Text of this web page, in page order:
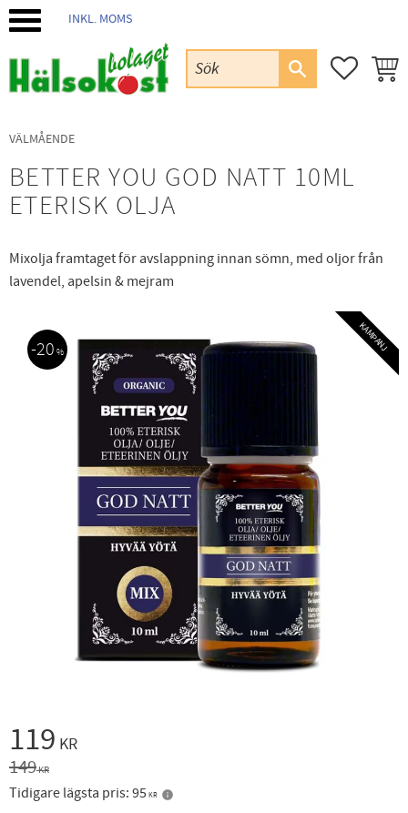
INKL. MOMS
VÄLMÅENDE
BETTER YOU GOD NATT 10ML
ETERISK OLJA
Mixolja framtaget för avslappning innan sömn, med oljor från
lavendel, apelsin & mejram
20 % KAMPANJ
Nedsatt pris:
119 KR
Ordinarie pris:
149KR
Tidigare lägsta pris: 95 KR